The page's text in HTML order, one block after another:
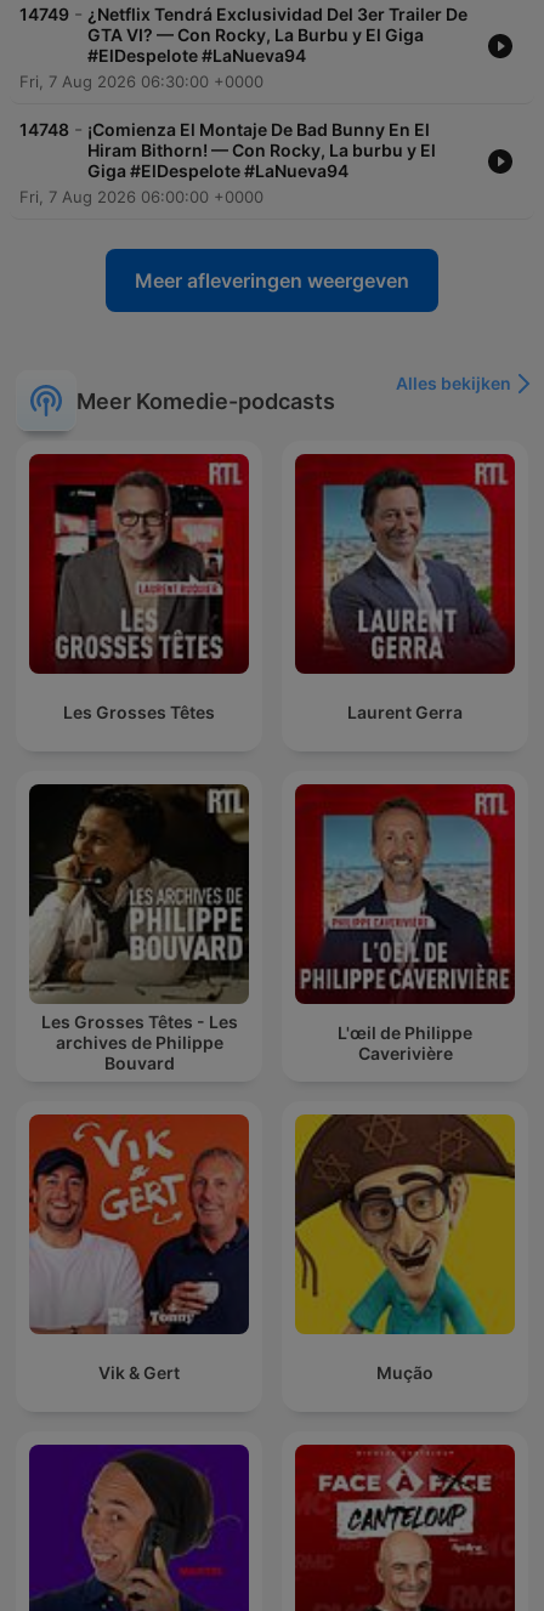
14749 - ¿Netflix Tendrá Exclusividad Del 3er Trailer De
GTA VI? — Con Rocky, La Burbu y El Giga
#ElDespelote #LaNueva94
Fri, 7 Aug 2026 06:30:00 +0000
14748 - ¡Comienza El Montaje De Bad Bunny En El
Hiram Bithorn! — Con Rocky, La burbu y El
Giga #ElDespelote #LaNueva94
Fri, 7 Aug 2026 06:00:00 +0000
Meer afleveringen weergeven
Meer Komedie-podcasts
Alles bekijken
Les Grosses Têtes Laurent Gerra
Les Grosses Têtes - Les
archives de Philippe
Bouvard
L'œil de Philippe
Caverivière
Vik & Gert Mução